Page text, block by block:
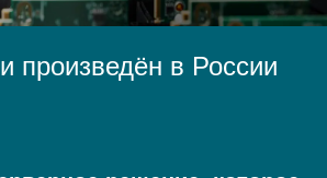
произведён в России